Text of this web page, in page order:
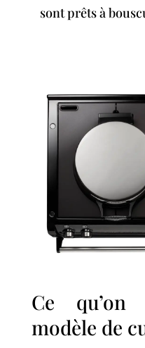
sont prêts à
Ce
modèle de